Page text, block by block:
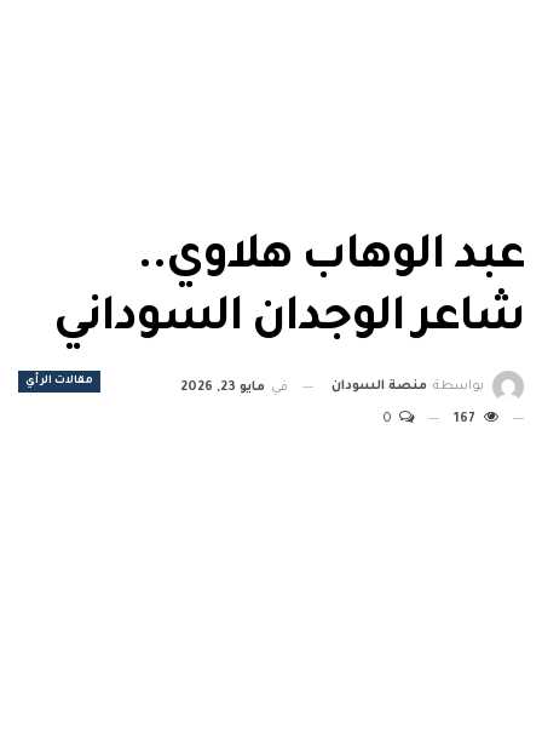
عبد الوهاب هلاوي..
شاعر الوجدان السوداني
مقالات الرأي بواسطة منصة السودان في مايو 23, 2026
167